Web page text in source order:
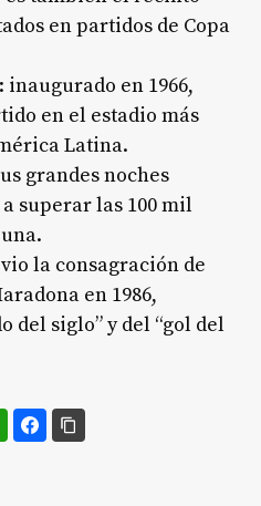
en partidos de Copa
inaugurado en 1966,
en el estadio más
Latina.
grandes noches
superar las 100 mil
la consagración de
en 1986,
del siglo” y del “gol del